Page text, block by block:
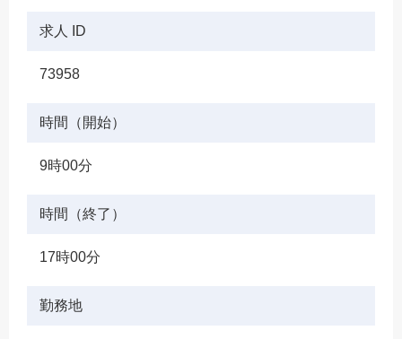
求人 ID
73958
時間（開始）
9時00分
時間（終了）
17時00分
勤務地